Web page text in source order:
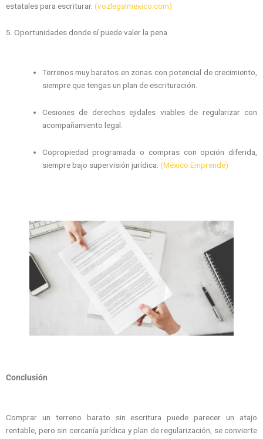
estatales para escriturar. (vozlegalmexico.com)
5. Oportunidades donde sí puede valer la pena
Terrenos muy baratos en zonas con potencial de crecimiento,
siempre que tengas un plan de escrituración.
Cesiones de derechos ejidales viables de regularizar con
acompañamiento legal.
Copropiedad programada o compras con opción diferida,
siempre bajo supervisión jurídica. (México Emprende)
Conclusión
Comprar un terreno barato sin escritura puede parecer un atajo
rentable, pero sin cercanía jurídica y plan de regularización, se convierte